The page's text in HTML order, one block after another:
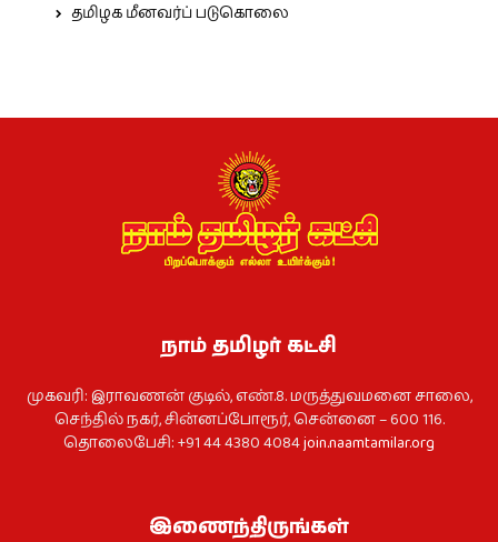
தமிழக மீனவர்ப் படுகொலை
நாம் தமிழர் கட்சி
முகவரி: இராவணன் குடில், எண்.8. மருத்துவமனை சாலை,
செந்தில் நகர், சின்னப்போரூர், சென்னை – 600 116.
தொலைபேசி: +91 44 4380 4084join.naamtamilar.org
இணைந்திருங்கள்